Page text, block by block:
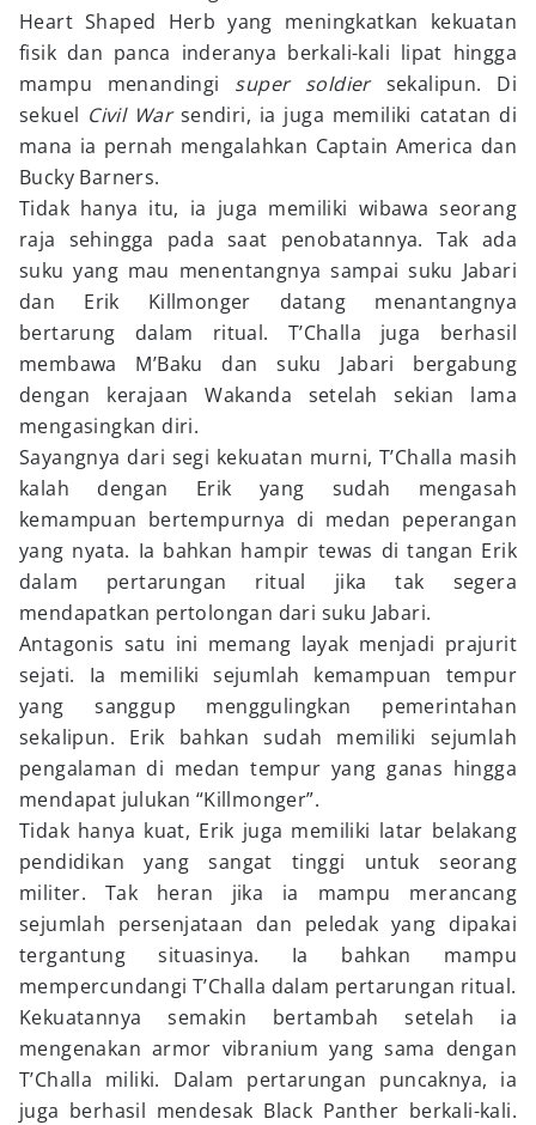
Heart Shaped Herb yang meningkatkan kekuatan
fisik dan panca inderanya berkali-kali lipat hingga
mampu menandingi super soldier sekalipun. Di
sekuel Civil Warsendiri, ia juga memiliki catatan di
mana ia pernah mengalahkan Captain America dan
Bucky Barners.
Tidak hanya itu, ia juga memiliki wibawa seorang
raja sehingga pada saat penobatannya. Tak ada
suku yang mau menentangnya sampai suku Jabari
dan Erik Killmonger datang menantangnya
bertarung dalam ritual. T’Challa juga berhasil
membawa M’Baku dan suku Jabari bergabung
dengan kerajaan Wakanda setelah sekian lama
mengasingkan diri.
Sayangnya dari segi kekuatan murni, T’Challa masih
kalah dengan Erik yang sudah mengasah
kemampuan bertempurnya di medan peperangan
yang nyata. Ia bahkan hampir tewas di tangan Erik
dalam pertarungan ritual jika tak segera
mendapatkan pertolongan dari suku Jabari.
Antagonis satu ini memang layak menjadi prajurit
sejati. Ia memiliki sejumlah kemampuan tempur
yang sanggup menggulingkan pemerintahan
sekalipun. Erik bahkan sudah memiliki sejumlah
pengalaman di medan tempur yang ganas hingga
mendapat julukan “Killmonger”.
Tidak hanya kuat, Erik juga memiliki latar belakang
pendidikan yang sangat tinggi untuk seorang
militer. Tak heran jika ia mampu merancang
sejumlah persenjataan dan peledak yang dipakai
tergantung situasinya. Ia bahkan mampu
mempercundangi T’Challa dalam pertarungan ritual.
Kekuatannya semakin bertambah setelah ia
mengenakan armor vibranium yang sama dengan
T’Challa miliki. Dalam pertarungan puncaknya, ia
juga berhasil mendesak Black Panther berkali-kali.